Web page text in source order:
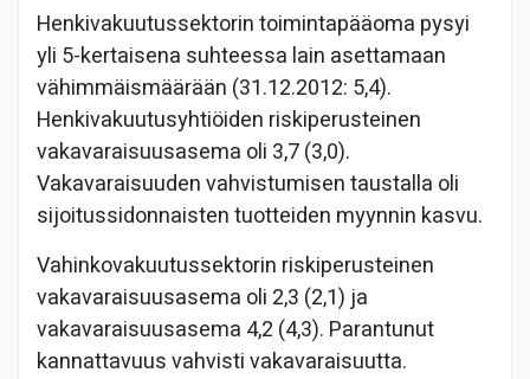
Henkivakuutussektorin toimintapääoma pysyi
yli 5-kertaisena suhteessa lain asettamaan
vähimmäismäärään (31.12.2012: 5,4).
Henkivakuutusyhtiöiden riskiperusteinen
vakavaraisuusasema oli 3,7 (3,0).
Vakavaraisuuden vahvistumisen taustalla oli
sijoitussidonnaisten tuotteiden myynnin kasvu.
Vahinkovakuutussektorin riskiperusteinen
vakavaraisuusasema oli 2,3 (2,1) ja
vakavaraisuusasema 4,2 (4,3). Parantunut
kannattavuus vahvisti vakavaraisuutta.